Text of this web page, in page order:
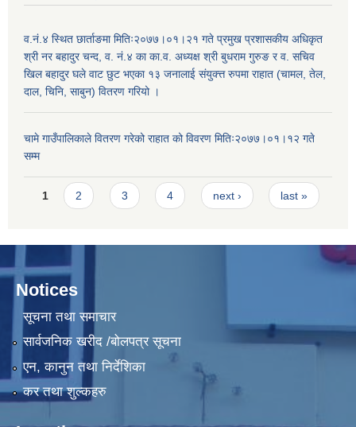
व.नं.४ स्थित छार्ताङमा मितिः२०७७।०१।२१ गते प्रमुख प्रशासकीय अधिकृत
श्री नर बहादुर चन्द, व. नं.४ का का.व. अध्यक्ष श्री बुधराम गुरुङ र व. सचिव
खिल बहादुर घले वाट छुट भएका १३ जनालाई संयुक्त्त रुपमा राहात (चामल, तेल,
दाल, चिनि, साबुन) वितरण गरियो ।
चामे गाउँपालिकाले वितरण गरेको राहात को विवरण मितिः२०७७।०१।१२ गते
सम्म
Pages
1 2 3 4 next › last »
Notices
सूचना तथा समाचार
सार्वजनिक खरीद /बोलपत्र सूचना
एन, कानुन तथा निर्देशिका
कर तथा शुल्कहरु